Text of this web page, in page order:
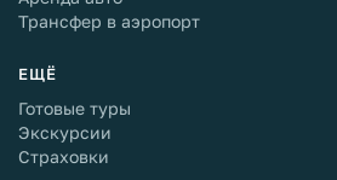
Трансфер в аэропорт
ЕЩЁ
Готовые туры
Экскурсии
Страховки